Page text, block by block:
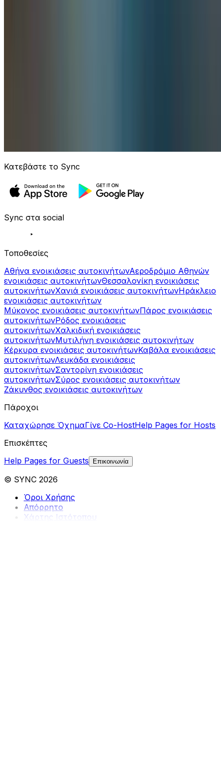
Κατεβάστε το Sync
Sync στα social
Τοποθεσίες
Αθήνα ενοικιάσεις αυτοκινήτωνΑεροδρόμιο Αθηνών
ενοικιάσεις αυτοκινήτωνΘεσσαλονίκη ενοικιάσεις
αυτοκινήτωνΧανιά ενοικιάσεις αυτοκινήτωνΗράκλειο
ενοικιάσεις αυτοκινήτων
Μύκονος ενοικιάσεις αυτοκινήτωνΠάρος ενοικιάσεις
αυτοκινήτωνΡόδος ενοικιάσεις
αυτοκινήτωνΧαλκιδική ενοικιάσεις
αυτοκινήτωνΜυτιλήνη ενοικιάσεις αυτοκινήτων
Κέρκυρα ενοικιάσεις αυτοκινήτωνΚαβάλα ενοικιάσεις
αυτοκινήτωνΛευκάδα ενοικιάσεις
αυτοκινήτωνΣαντορίνη ενοικιάσεις
αυτοκινήτωνΣύρος ενοικιάσεις αυτοκινήτων
Ζάκυνθος ενοικιάσεις αυτοκινήτων
Πάροχοι
Καταχώρησε ΌχημαΓίνε Co-HostHelp Pages for Hosts
Επισκέπτες
Help Pages for Guests
Επικοινωνία
© SYNC 2026
Όροι Χρήσης
Απόρρητο
Χάρτης Ιστότοπου